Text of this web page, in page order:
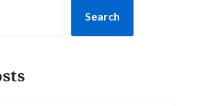
Search